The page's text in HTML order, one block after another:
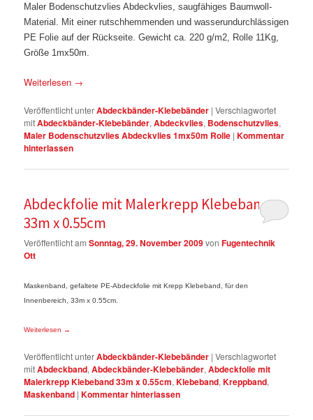
Maler Bodenschutzvlies Abdeckvlies, saugfähiges Baumwoll-
Material. Mit einer rutschhemmenden und wasserundurchlässigen
PE Folie auf der Rückseite. Gewicht ca. 220 g/m2, Rolle 11Kg,
Größe 1mx50m.
Weiterlesen →
Veröffentlicht unterAbdeckbänder-Klebebänder |Verschlagwortet
mitAbdeckbänder-Klebebänder,Abdeckvlies, Bodenschutzvlies,
Maler Bodenschutzvlies Abdeckvlies 1mx50m Rolle |Kommentar
hinterlassen
Abdeckfolie mit Malerkrepp Klebeband
33m x 0.55cm
Veröffentlicht amSonntag, 29. November 2009vonFugentechnik
Ott
Maskenband, gefaltete PE-Abdeckfolie mit Krepp Klebeband, für den
Innenbereich, 33m x 0.55cm.
Weiterlesen →
Veröffentlicht unterAbdeckbänder-Klebebänder |Verschlagwortet
mitAbdeckband,Abdeckbänder-Klebebänder,Abdeckfolie mit
Malerkrepp Klebeband 33m x 0.55cm,Klebeband,Kreppband,
Maskenband |Kommentar hinterlassen